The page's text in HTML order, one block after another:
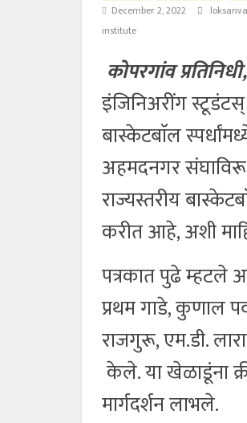
December 2, 2022
institute
कोपरगांव
इंजिनिअरींग स्टूडंटस्
बास्केटबाॅल
अहमदनगर
राज्यस्तरीय
करीत आहे, अशी
पत्रकात पुढे म्हटले
प्रथम गाडे, कुणाल
राजगुरू, एम.डी.
केले. या खेळाडूंना
मार्गदर्शन लाभले.